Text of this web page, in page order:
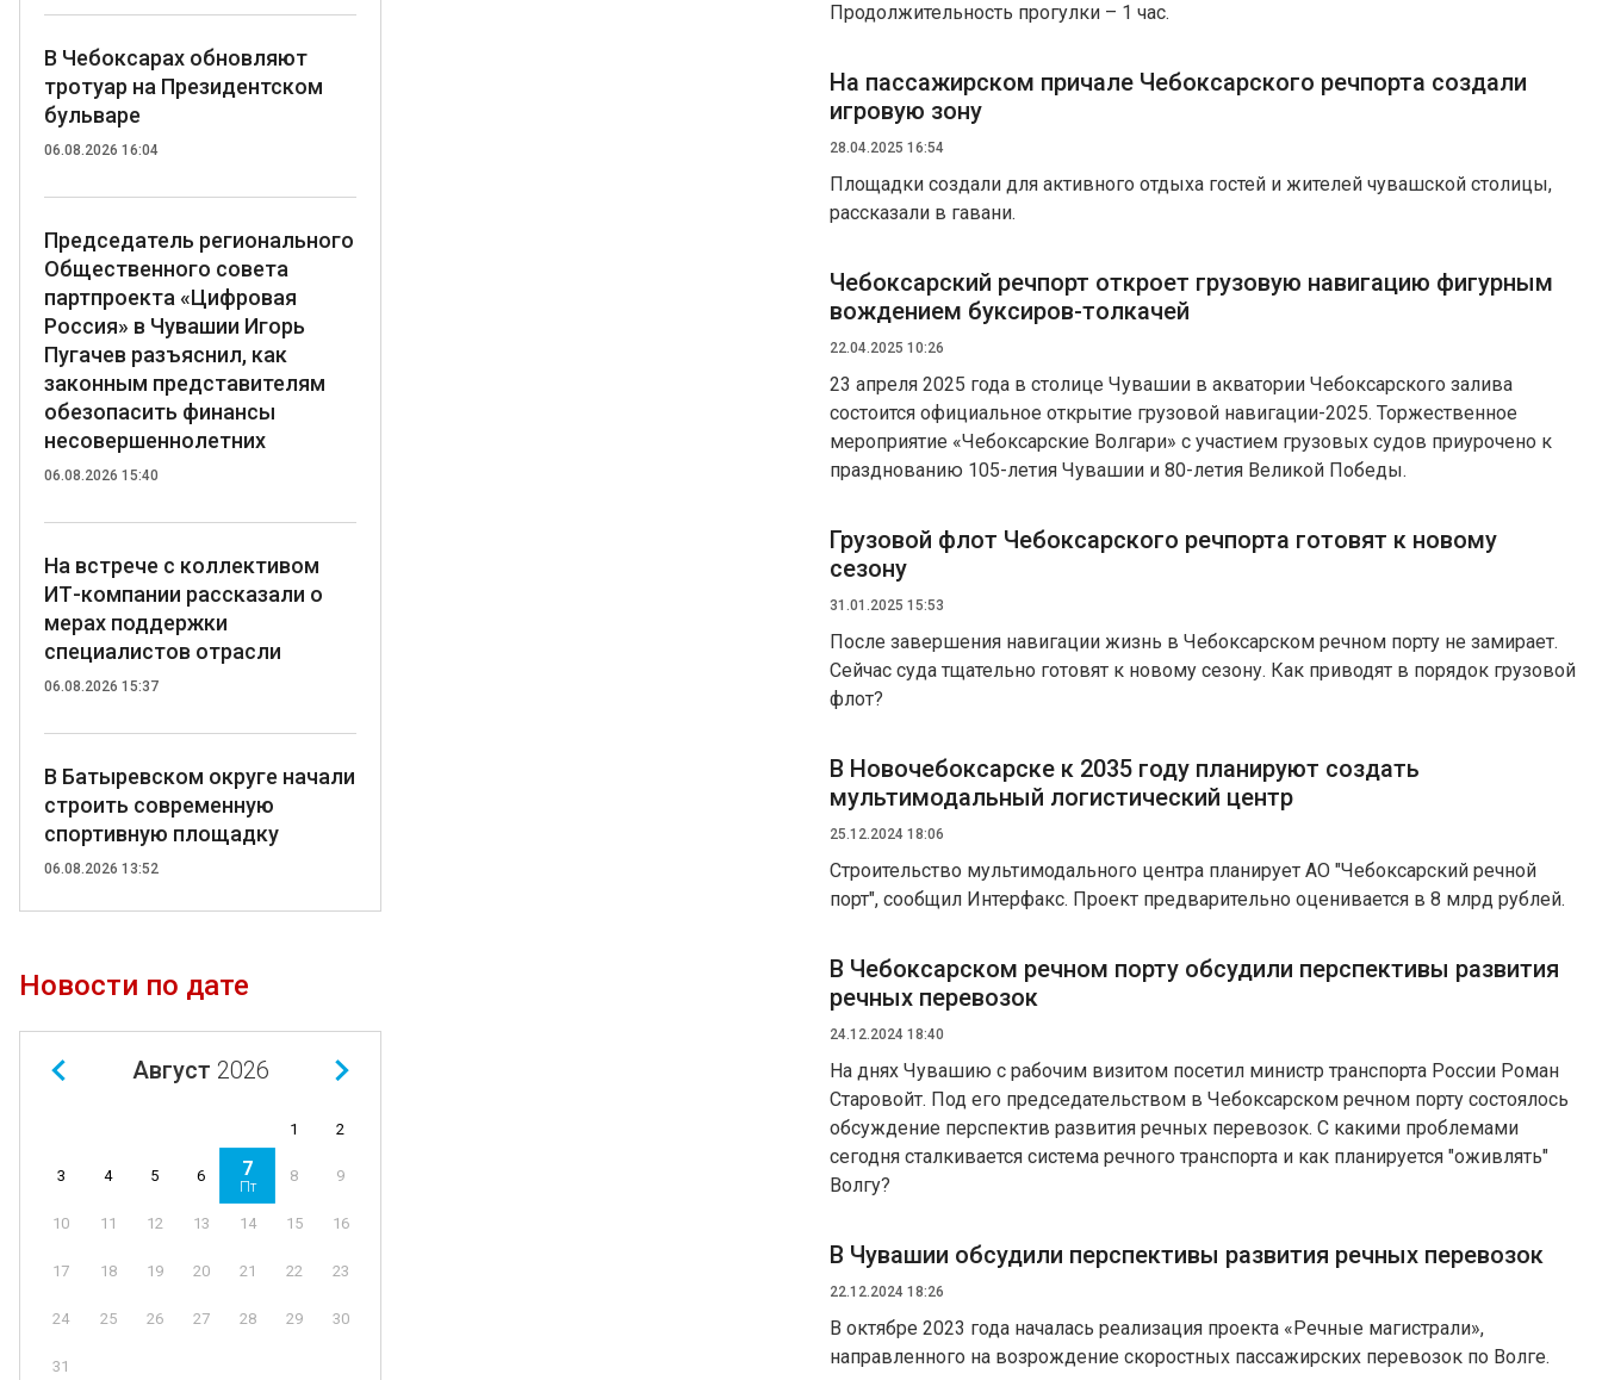
В Чебоксарах обновляют
тротуар на Президентском
бульваре
06.08.2026 16:04
Председатель регионального
Общественного совета
партпроекта «Цифровая
Россия» в Чувашии Игорь
Пугачев разъяснил, как
законным представителям
обезопасить финансы
несовершеннолетних
06.08.2026 15:40
На встрече с коллективом
ИТ-компании рассказали о
мерах поддержки
специалистов отрасли
06.08.2026 15:37
В Батыревском округе начали
строить современную
спортивную площадку
06.08.2026 13:52
Новости по дате
Август 2026
1 2
3 4 5 6 7
Пт
8 9
10 11 12 13 14 15 16
17 18 19 20 21 22 23
24 25 26 27 28 29 30
31
Продолжительность прогулки – 1 час.
На пассажирском причале Чебоксарского речпорта создали
игровую зону
28.04.2025 16:54
Площадки создали для активного отдыха гостей и жителей чувашской столицы,
рассказали в гавани.
Чебоксарский речпорт откроет грузовую навигацию фигурным
вождением буксиров-толкачей
22.04.2025 10:26
23 апреля 2025 года в столице Чувашии в акватории Чебоксарского залива
состоится официальное открытие грузовой навигации-2025. Торжественное
мероприятие «Чебоксарские Волгари» с участием грузовых судов приурочено к
празднованию 105-летия Чувашии и 80-летия Великой Победы.
Грузовой флот Чебоксарского речпорта готовят к новому
сезону
31.01.2025 15:53
После завершения навигации жизнь в Чебоксарском речном порту не замирает.
Сейчас суда тщательно готовят к новому сезону. Как приводят в порядок грузовой
флот?
В Новочебоксарске к 2035 году планируют создать
мультимодальный логистический центр
25.12.2024 18:06
Строительство мультимодального центра планирует АО "Чебоксарский речной
порт", сообщил Интерфакс. Проект предварительно оценивается в 8 млрд рублей.
В Чебоксарском речном порту обсудили перспективы развития
речных перевозок
24.12.2024 18:40
На днях Чувашию с рабочим визитом посетил министр транспорта России Роман
Старовойт. Под его председательством в Чебоксарском речном порту состоялось
обсуждение перспектив развития речных перевозок. С какими проблемами
сегодня сталкивается система речного транспорта и как планируется "оживлять"
Волгу?
В Чувашии обсудили перспективы развития речных перевозок
22.12.2024 18:26
В октябре 2023 года началась реализация проекта «Речные магистрали»,
направленного на возрождение скоростных пассажирских перевозок по Волге.